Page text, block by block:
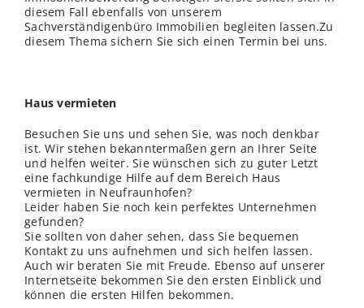
diesem Fall ebenfalls von unserem
Sachverständigenbüro Immobilien begleiten lassen.Zu
diesem Thema sichern Sie sich einen Termin bei uns.
Haus vermieten
Besuchen Sie uns und sehen Sie, was noch denkbar
ist. Wir stehen bekanntermaßen gern an Ihrer Seite
und helfen weiter. Sie wünschen sich zu guter Letzt
eine fachkundige Hilfe auf dem Bereich Haus
vermieten in Neufraunhofen?
Leider haben Sie noch kein perfektes Unternehmen
gefunden?
Sie sollten von daher sehen, dass Sie bequemen
Kontakt zu uns aufnehmen und sich helfen lassen.
Auch wir beraten Sie mit Freude. Ebenso auf unserer
Internetseite bekommen Sie den ersten Einblick und
können die ersten Hilfen bekommen.